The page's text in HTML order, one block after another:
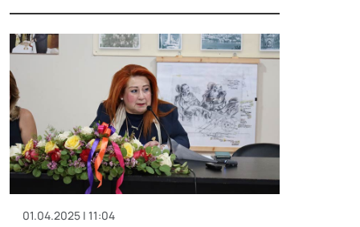
01.04.2025 | 11:04